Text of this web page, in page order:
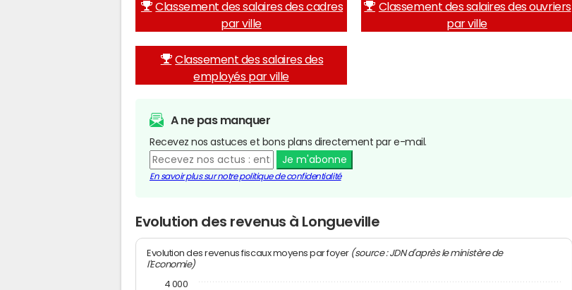
Classement des salaires des cadres
par ville
Classement des salaires des ouvriers
par ville
Classement des salaires des
employés par ville
A ne pas manquer
Recevez nos astuces et bons plans directement par e-mail.
Je m'abonne
En savoir plus sur notre politique de confidentialité
Evolution des revenus à Longueville
Evolution des revenus fiscaux moyens par foyer (source : JDN d'après le ministère de
l'Economie)
4 000